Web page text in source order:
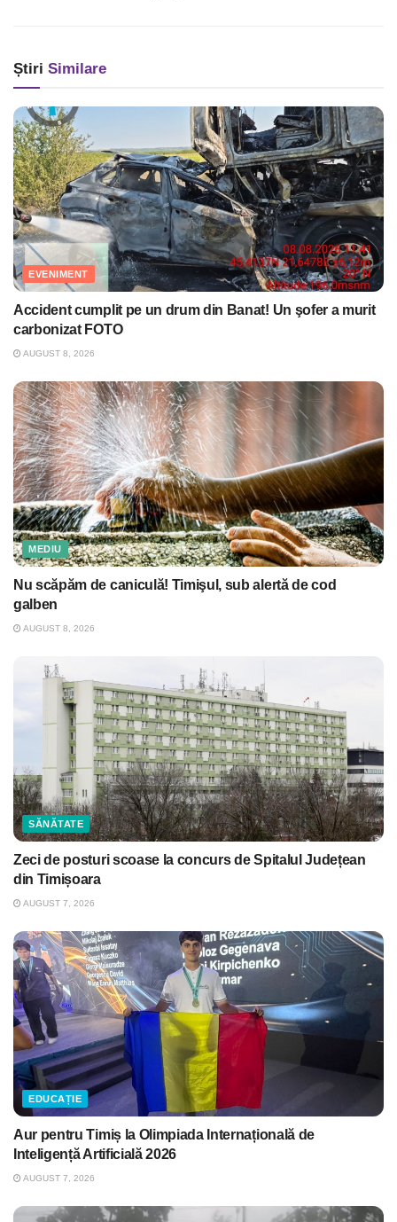
Știri Similare
EVENIMENT
Accident cumplit pe un drum din Banat! Un şofer a murit
carbonizat FOTO
AUGUST 8, 2026
MEDIU
Nu scăpăm de caniculă! Timişul, sub alertă de cod
galben
AUGUST 8, 2026
SĂNĂTATE
Zeci de posturi scoase la concurs de Spitalul Județean
din Timișoara
AUGUST 7, 2026
EDUCAȚIE
Aur pentru Timiș la Olimpiada Internațională de
Inteligență Artificială 2026
AUGUST 7, 2026